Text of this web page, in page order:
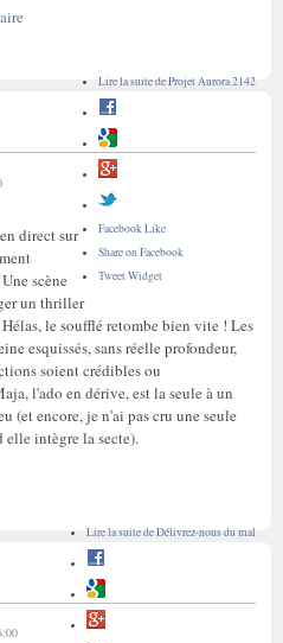
Lire la suitede Projet Aurora 2142
Facebook Like
Share on Facebook
Tweet Widget
direct sur
scène
un thriller
Hélas, le soufflé retombe bien vite ! Les
esquissés, sans réelle profondeur,
soient crédibles ou
l'ado en dérive, est la seule à un
(et encore, je n'ai pas cru une seule
elle intègre la secte).
Lire la suitede Délivrez-nous du mal